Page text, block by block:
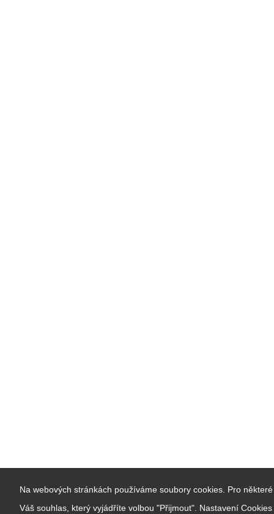
Na webových stránkách používáme soubory cookies. Pro
Váš souhlas, který vyjádříte volbou "Přijmout". Nastavení